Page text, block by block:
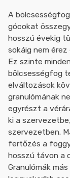
A
gócokat
hosszú évekig
sokáig nem
Ez szinte
bölcsességfog
elváltozások
granulómának
egyrészt a
ki a
szervezetben.
fertőzés a
hosszú távon a
Granulómák